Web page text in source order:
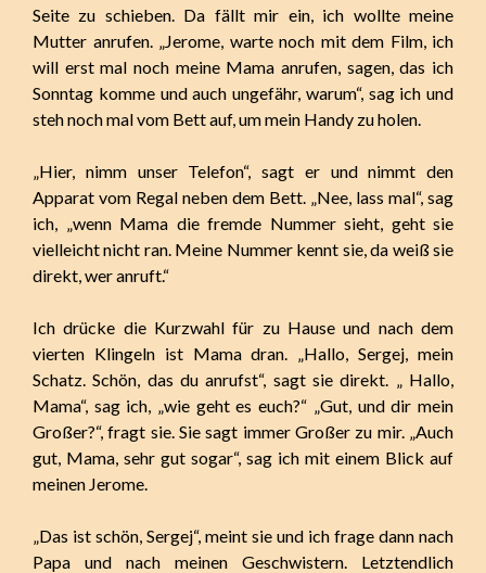
Seite zu schieben. Da fällt mir ein, ich wollte meine
Mutter anrufen. „Jerome, warte noch mit dem Film, ich
will erst mal noch meine Mama anrufen, sagen, das ich
Sonntag komme und auch ungefähr, warum“, sag ich und
steh noch mal vom Bett auf, um mein Handy zu holen.
„Hier, nimm unser Telefon“, sagt er und nimmt den
Apparat vom Regal neben dem Bett. „Nee, lass mal“, sag
ich, „wenn Mama die fremde Nummer sieht, geht sie
vielleicht nicht ran. Meine Nummer kennt sie, da weiß sie
direkt, wer anruft.“
Ich drücke die Kurzwahl für zu Hause und nach dem
vierten Klingeln ist Mama dran. „Hallo, Sergej, mein
Schatz. Schön, das du anrufst“, sagt sie direkt. „ Hallo,
Mama“, sag ich, „wie geht es euch?“ „Gut, und dir mein
Großer?“, fragt sie. Sie sagt immer Großer zu mir. „Auch
gut, Mama, sehr gut sogar“, sag ich mit einem Blick auf
meinen Jerome.
„Das ist schön, Sergej“, meint sie und ich frage dann nach
Papa und nach meinen Geschwistern. Letztendlich